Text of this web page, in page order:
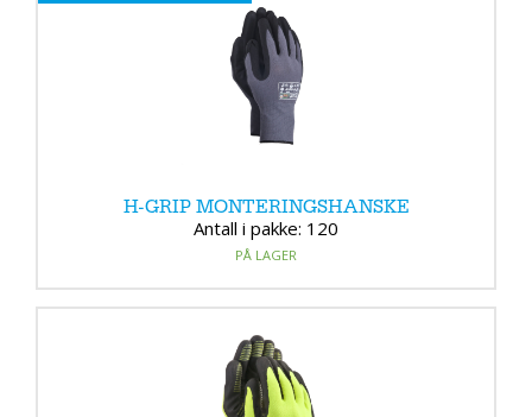
H-GRIP MONTERINGSHANSKE
Antall i pakke: 120
PÅ LAGER